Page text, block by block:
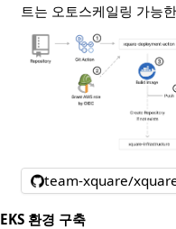
트는 오토스케일링 가능
team-xquare/
EKS 환경 구축